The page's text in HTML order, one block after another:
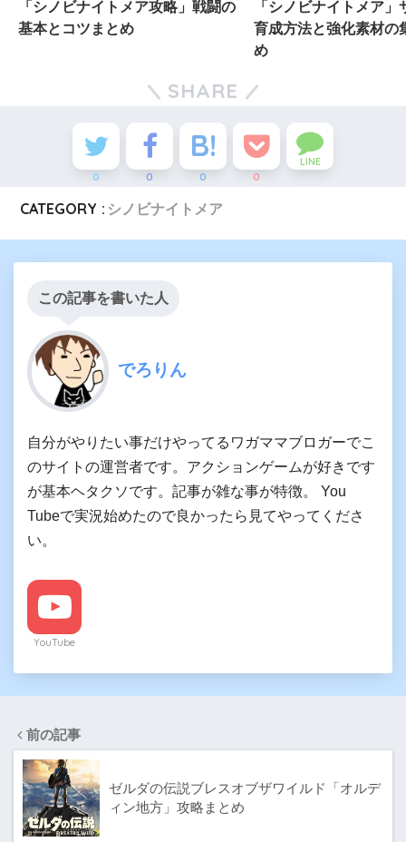
「シノビナイトメア攻略」戦闘の
基本とコツまとめ
「シノビナイトメア」
育成方法と強化素材の
め
SHARE
0 0 0 0
LINE
CATEGORY : シノビナイトメア
この記事を書いた人
でろりん
自分がやりたい事だけやってるワガママブロガーでこ
のサイトの運営者です。アクションゲームが好きです
が基本ヘタクソです。記事が雑な事が特徴。 You
Tubeで実況始めたので良かったら見てやってくださ
い。
YouTube
前の記事
ゼルダの伝説ブレスオブザワイルド「オルデ
ィン地方」攻略まとめ